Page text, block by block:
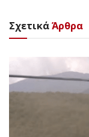
ΣχετικάΆρθρα